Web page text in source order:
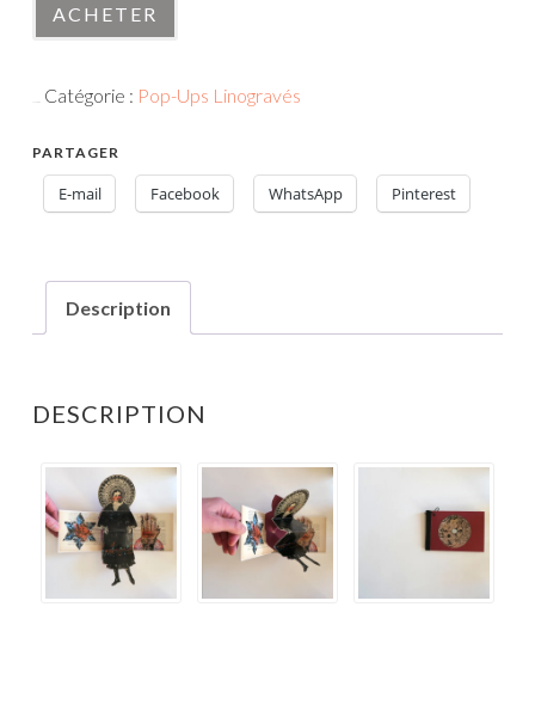
de
ACHETER
Catégorie : Pop-Ups Linogravés
PARTAGER
E-mail Facebook WhatsApp Pinterest
Description
DESCRIPTION